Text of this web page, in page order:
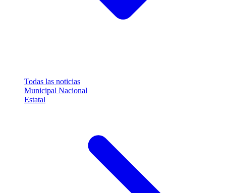
Todas las noticias
Municipal Nacional
Estatal